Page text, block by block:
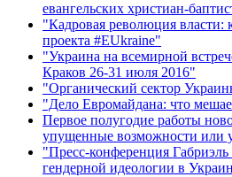
евангельских христиан-
"Кадровая революция власти:
проекта #EUkraine"
"Украина на всемирной
Краков 26-31 июля 2016"
"Органический сектор
"Дело Евромайдана: что
Первое полугодие работы
упущенные возможности или
"Пресс-конференция
гендерной идеологии в